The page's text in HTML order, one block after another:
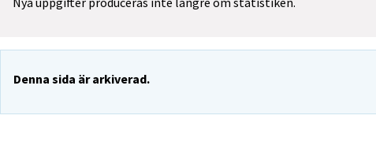
Denna sida är arkiverad.